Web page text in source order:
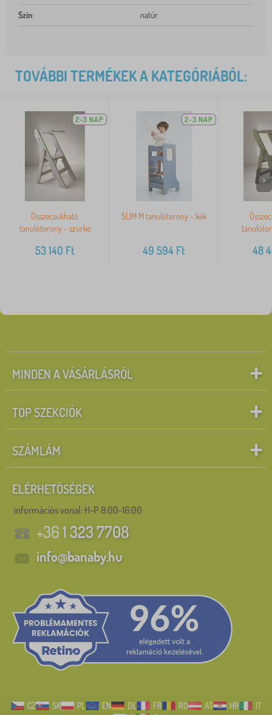
Szín: natúr
TOVÁBBI TERMÉKEK A KATEGÓRIÁBÓL:
2-3 NAP
Összecsukható
tanulótorony - szürke
53 140 Ft
2-3 NAP
SLIM M tanulótorony - kék
49 594 Ft 48
>
MINDEN A VÁSÁRLÁSRÓL
TOP SZEKCIÓK
SZÁMLÁM
ELÉRHETŐSÉGEK
információs vonal: H-P 8:00-16:00
+361 323 7708
info@banaby.hu
CZ SK PL EN DE FR RO AT HR
IT